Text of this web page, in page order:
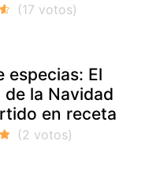
especias: El
de la Navidad
en receta